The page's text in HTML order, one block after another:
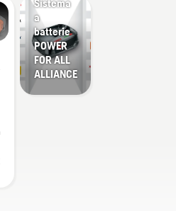
Sistema
a
batterie
POWER
FOR ALL
ALLIANCE